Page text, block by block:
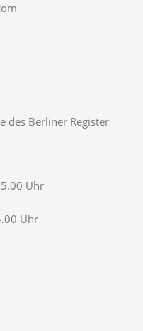
des Berliner Register
Uhr
Uhr